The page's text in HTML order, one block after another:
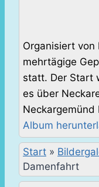
Organisiert von
mehrtägige
statt. Der Start
es über
Neckargemünd
Album
Start »
Damenfahrt